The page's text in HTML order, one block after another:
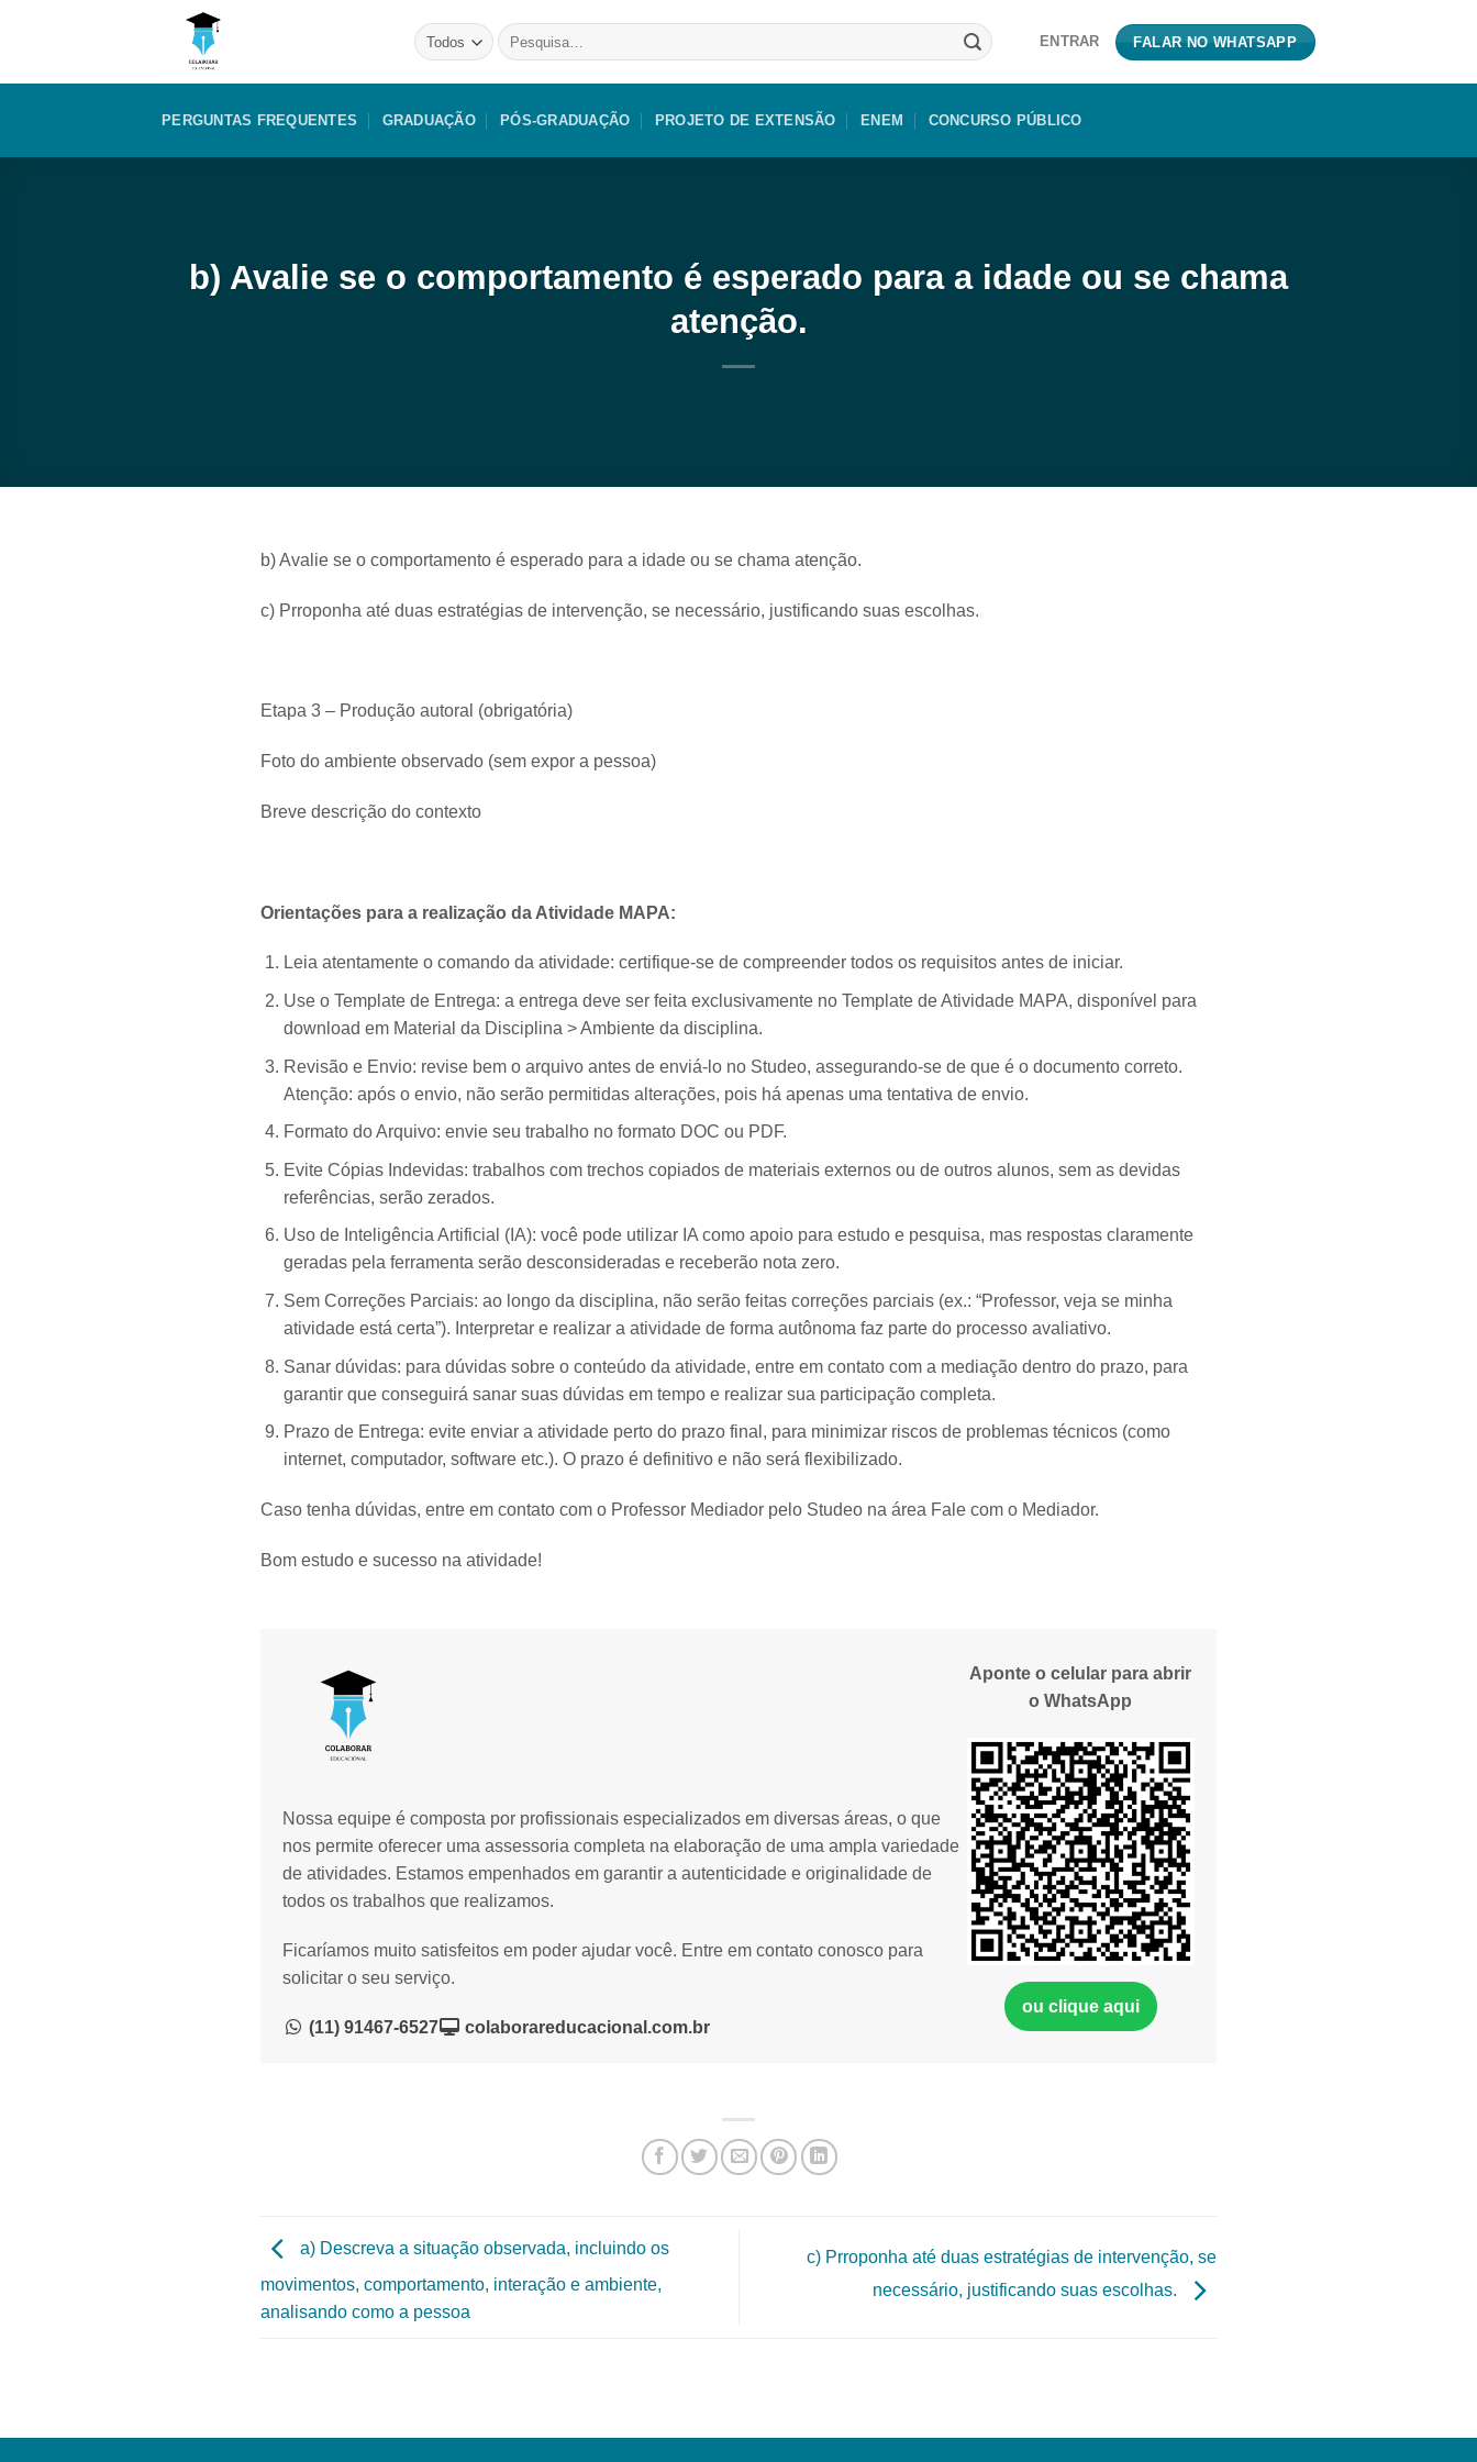
Pesquisar
por:
ENTRAR FALAR NO WHATSAPP
PERGUNTAS FREQUENTES GRADUAÇÃO PÓS-GRADUAÇÃO PROJETO DE EXTENSÃO ENEM CONCURSO PÚBLICO
b) Avalie se o comportamento é esperado para a idade ou se chama
atenção.
b) Avalie se o comportamento é esperado para a idade ou se chama atenção.
c) Prroponha até duas estratégias de intervenção, se necessário, justificando suas escolhas.
Etapa 3 – Produção autoral (obrigatória)
Foto do ambiente observado (sem expor a pessoa)
Breve descrição do contexto​
Orientações para a realização da Atividade MAPA:
Leia atentamente o comando da atividade: certifique-se de compreender todos os requisitos antes de iniciar.
Use o Template de Entrega: a entrega deve ser feita exclusivamente no Template de Atividade MAPA, disponível para
download em Material da Disciplina > Ambiente da disciplina.
Revisão e Envio: revise bem o arquivo antes de enviá-lo no Studeo, assegurando-se de que é o documento correto.
Atenção: após o envio, não serão permitidas alterações, pois há apenas uma tentativa de envio.
Formato do Arquivo: envie seu trabalho no formato DOC ou PDF.
Evite Cópias Indevidas: trabalhos com trechos copiados de materiais externos ou de outros alunos, sem as devidas
referências, serão zerados.
Uso de Inteligência Artificial (IA): você pode utilizar IA como apoio para estudo e pesquisa, mas respostas claramente
geradas pela ferramenta serão desconsideradas e receberão nota zero.
Sem Correções Parciais: ao longo da disciplina, não serão feitas correções parciais (ex.: “Professor, veja se minha
atividade está certa”). Interpretar e realizar a atividade de forma autônoma faz parte do processo avaliativo.
Sanar dúvidas: para dúvidas sobre o conteúdo da atividade, entre em contato com a mediação dentro do prazo, para
garantir que conseguirá sanar suas dúvidas em tempo e realizar sua participação completa.
Prazo de Entrega: evite enviar a atividade perto do prazo final, para minimizar riscos de problemas técnicos (como
internet, computador, software etc.). O prazo é definitivo e não será flexibilizado.
Caso tenha dúvidas, entre em contato com o Professor Mediador pelo Studeo na área Fale com o Mediador.
Bom estudo e sucesso na atividade!
Nossa equipe é composta por profissionais especializados em diversas áreas, o que
nos permite oferecer uma assessoria completa na elaboração de uma ampla variedade
de atividades. Estamos empenhados em garantir a autenticidade e originalidade de
todos os trabalhos que realizamos.
Ficaríamos muito satisfeitos em poder ajudar você. Entre em contato conosco para
solicitar o seu serviço.
(11) 91467-6527 colaborareducacional.com.br
Aponte o celular para abrir
o WhatsApp
ou clique aqui
a) Descreva a situação observada, incluindo os
movimentos, comportamento, interação e ambiente,
analisando como a pessoa
c) Prroponha até duas estratégias de intervenção, se
necessário, justificando suas escolhas.